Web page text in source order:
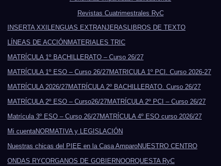
Revistas Cuatrimestrales RyC
INSERTA XXI LENGUAS EXTRANJERAS LIBROS DE TEXTO
LÍNEAS DE ACCIÓN MATERIALES TRIC
MATRÍCULA 1º BACHILLERATO – Curso 26/27
MATRÍCULA 1º ESO – Curso 26/27MATRICULA 1º PCI. Curso 2026-27
MATRÍCULA 2026/27MATRÍCULA 2º BACHILLERATO. Curso 26/27
MATRÍCULA 2º ESO – Curso26/27MATRÍCULA 2º PCI – Curso 26/27
Matrícula 3º ESO – Curso 26/27MATRÍCULA 4º ESO curso 2026/27
Mi cuentaNORMATIVA y LEGISLACIÓN
Nuestras chicas del PIEE en la Casa AmparoNUESTRO CENTRO
ONDAS RYCORGANOS DE GOBIERNOORQUESTA RyC